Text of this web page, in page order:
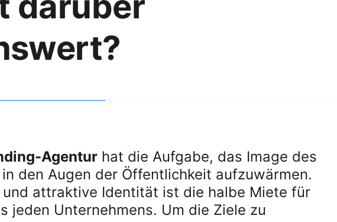
Agentur hat die Aufgabe, das Image des
den Augen der Öffentlichkeit aufzuwärmen.
und attraktive Identität ist die halbe Miete für
jeden Unternehmens. Um die Ziele zu